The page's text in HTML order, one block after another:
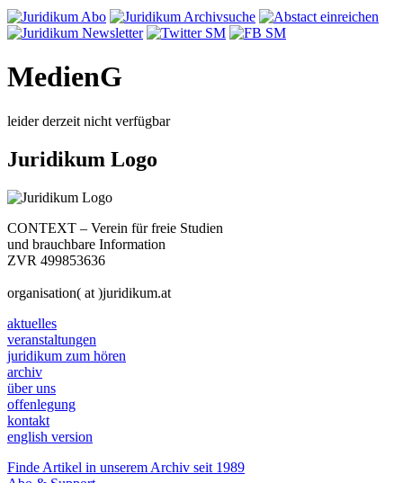
MedienG
leider derzeit nicht verfügbar
Juridikum Logo
CONTEXT – Verein für freie Studien
und brauchbare Information
ZVR 499853636
organisation( at )juridikum.at
aktuelles
veranstaltungen
juridikum zum hören
archiv
über uns
offenlegung
kontakt
english version
Finde Artikel in unserem Archiv seit 1989